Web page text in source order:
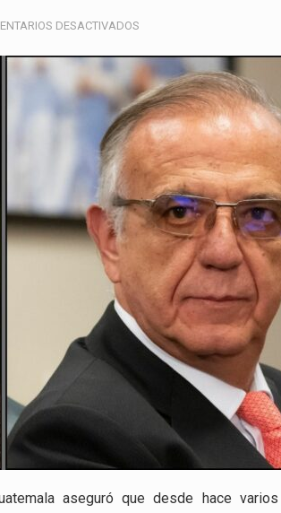
DESACTIVADOS
GUATEMALTECA
SOSTIENE
QUE
EXISTEN
PRUEBAS
DESDE
2017
QUE
VINCULAN
A
IVÁN
VELÁSQUEZ
LUZ
ADRIANA
CAMARGO
CON
CASO
ODEBRECHT
aseguró que desde hace